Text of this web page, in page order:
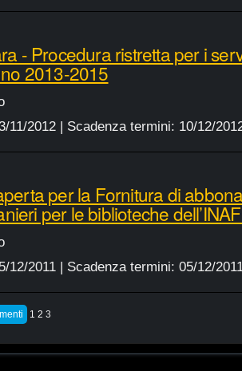
- Procedura ristretta per i
2013-2015
11/2012| Scadenza termini: 10/12/
per la Fornitura di
per le biblioteche
12/2011| Scadenza termini: 05/12/
1 2 3